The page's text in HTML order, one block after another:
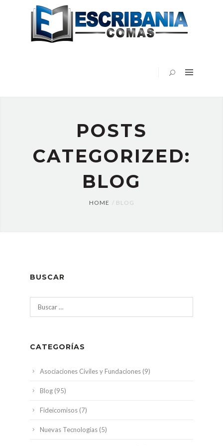
ESCRIBANÍA
CONTACTO
POSTS
CATEGORIZED:
BLOG
HOME BLOG
BUSCAR
CATEGORÍAS
Asociaciones Civiles y Fundaciones(9)
Blog(95)
Fideicomisos(7)
Nuevas Tecnologías(5)